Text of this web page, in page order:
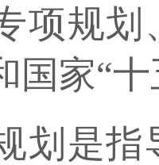
项规
国家“
是指